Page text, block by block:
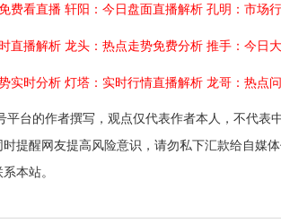
费看直播 轩阳：今日盘面直播解析 孔明：市场
直播解析 龙头：热点走势免费分析 推手：今日
实时分析 灯塔：实时行情直播解析 龙哥：热点
平台的作者撰写，观点仅代表作者本人，不代表
提醒网友提高风险意识，请勿私下汇款给自媒
本站。